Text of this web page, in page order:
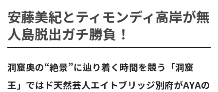
ン
安藤美紀とティモンディ高岸が無
人島脱出ガチ勝負！
洞窟奥の“絶景”に辿り着く時間を競う「洞窟
王」ではド天然芸人エイトブリッジ別府がAYAの